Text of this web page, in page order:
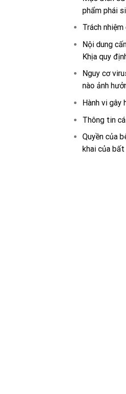
phẩm phái
Trách
Nội dung
Khịa quy
Nguy cơ
nào ảnh
Hành vi gây
Thông tin
Quyền của
khai của bất